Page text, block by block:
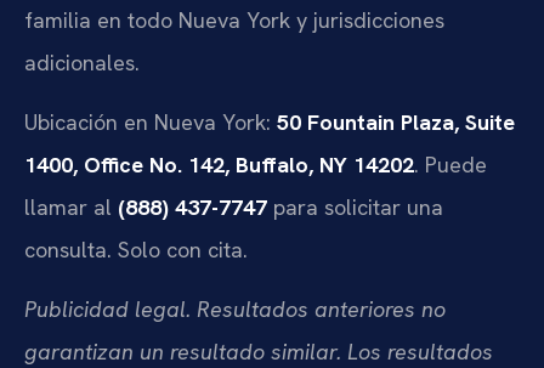
familia en todo Nueva York y jurisdicciones
adicionales.
Ubicación en Nueva York: 50 Fountain Plaza, Suite
1400, Office No. 142, Buffalo, NY 14202. Puede
llamar al (888) 437-7747 para solicitar una
consulta. Solo con cita.
Publicidad legal. Resultados anteriores no
garantizan un resultado similar. Los resultados